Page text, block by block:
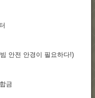
안전 안경이 필요하다!)
금